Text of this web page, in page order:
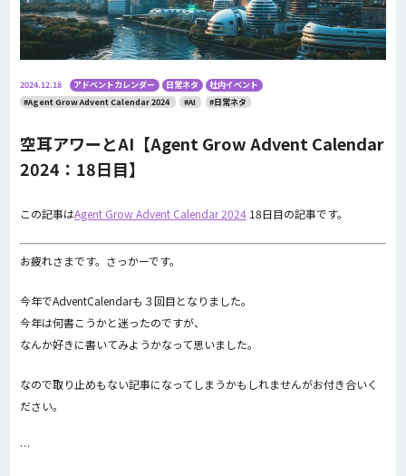
2024.12.18 アドベントカレンダー 日常ネタ
社内イベント
#Agent Grow Advent Calendar 2024
#AI #日常ネタ
空耳アワーとAI【Agent Grow Advent Calendar
2024：18日目】
この記事はAgent Grow Advent Calendar 202418日目の記事です。
お疲れさまです。さっかーです。
今年でAdventCalendarも３回目となりました。
今年は何書こうかと迷ったのですが、
なんか好きに書いてみようかなって思いました。
なので取り止めもない記事になってしまうかもしれませんがお付き合いく
ださい。
…